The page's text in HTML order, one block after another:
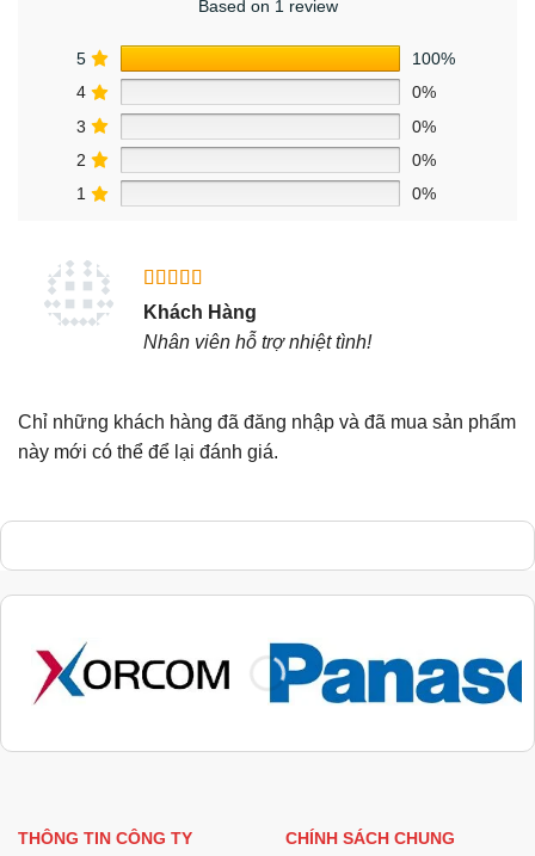
Based on 1 review
5
100%
4
0%
3
0%
2
0%
1
0%
Được xếp
sao
Khách Hàng
Nhân viên hỗ trợ nhiệt tình!
Chỉ những khách hàng đã đăng nhập và đã mua sản phẩm
này mới có thể để lại đánh giá.
THÔNG TIN CÔNG TY CHÍNH SÁCH CHUNG